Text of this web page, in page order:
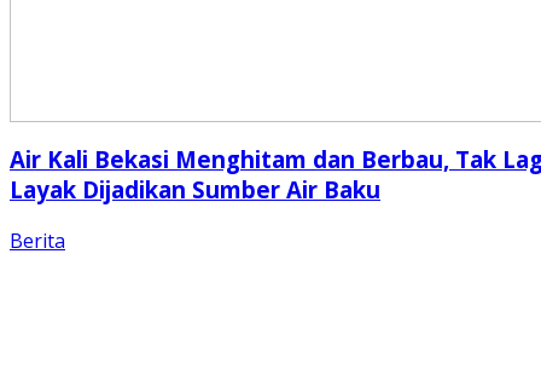
Air Kali Bekasi Menghitam dan Berbau, Tak
Layak Dijadikan Sumber Air Baku
Berita